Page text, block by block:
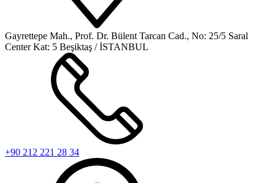
Gayrettepe Mah., Prof. Dr. Bülent Tarcan Cad., No: 25/5 Saral
Center Kat: 5 Beşiktaş / İSTANBUL
+90 212 221 28 34